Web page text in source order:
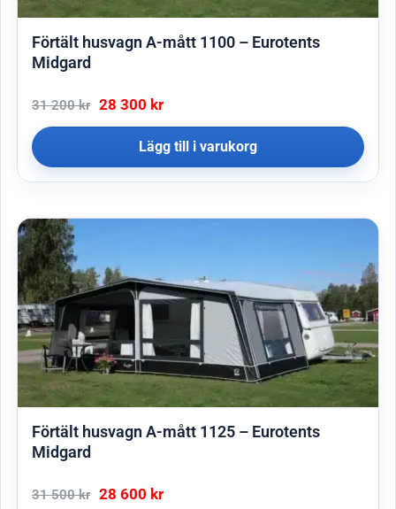
Förtält husvagn A-mått 1100 – Eurotents
Midgard
31 200kr 28 300 kr
Lägg till i varukorg
Förtält husvagn A-mått 1125 – Eurotents
Midgard
31 500kr 28 600 kr